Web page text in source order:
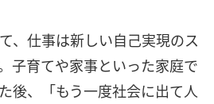
、仕事は新しい自己実現のス
子育てや家事といった家庭で
後、「もう一度社会に出て人